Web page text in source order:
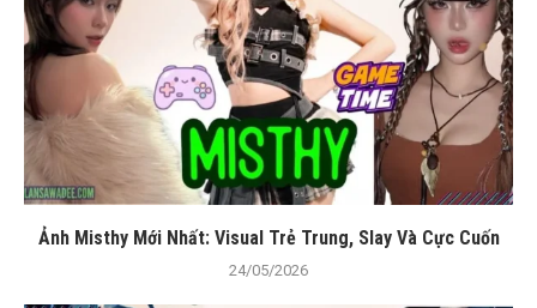
Ảnh Misthy Mới Nhất: Visual Trẻ Trung, Slay Và Cực Cuốn
24/05/2026